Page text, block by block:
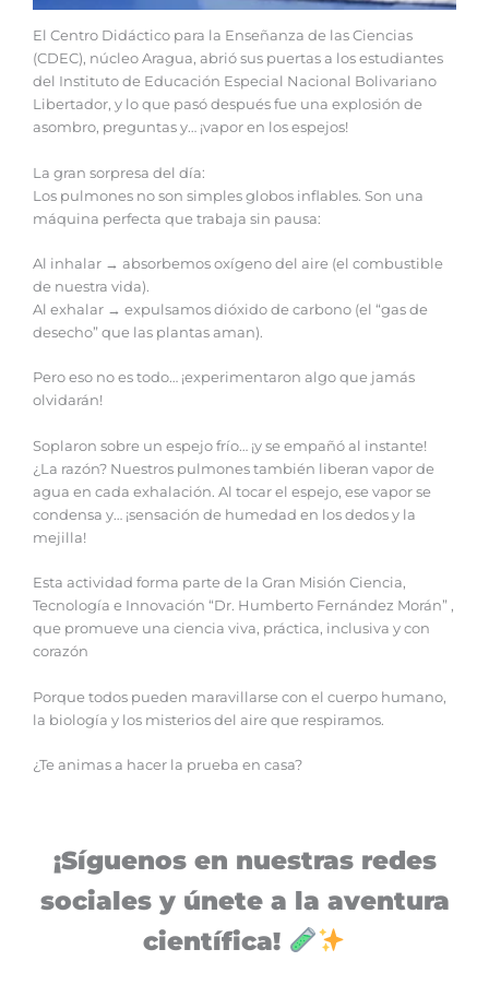
El Centro Didáctico para la Enseñanza de las Ciencias
(CDEC), núcleo Aragua, abrió sus puertas a los estudiantes
del Instituto de Educación Especial Nacional Bolivariano
Libertador, y lo que pasó después fue una explosión de
asombro, preguntas y… ¡vapor en los espejos!
La gran sorpresa del día:
Los pulmones no son simples globos inflables. Son una
máquina perfecta que trabaja sin pausa:
Al inhalar → absorbemos oxígeno del aire (el combustible
de nuestra vida).
Al exhalar → expulsamos dióxido de carbono (el “gas de
desecho” que las plantas aman).
Pero eso no es todo… ¡experimentaron algo que jamás
olvidarán!
Soplaron sobre un espejo frío… ¡y se empañó al instante!
¿La razón? Nuestros pulmones también liberan vapor de
agua en cada exhalación. Al tocar el espejo, ese vapor se
condensa y… ¡sensación de humedad en los dedos y la
mejilla!
Esta actividad forma parte de la Gran Misión Ciencia,
Tecnología e Innovación “Dr. Humberto Fernández Morán” ,
que promueve una ciencia viva, práctica, inclusiva y con
corazón
Porque todos pueden maravillarse con el cuerpo humano,
la biología y los misterios del aire que respiramos.
¿Te animas a hacer la prueba en casa?
¡Síguenos en nuestras redes
sociales y únete a la aventura
científica!